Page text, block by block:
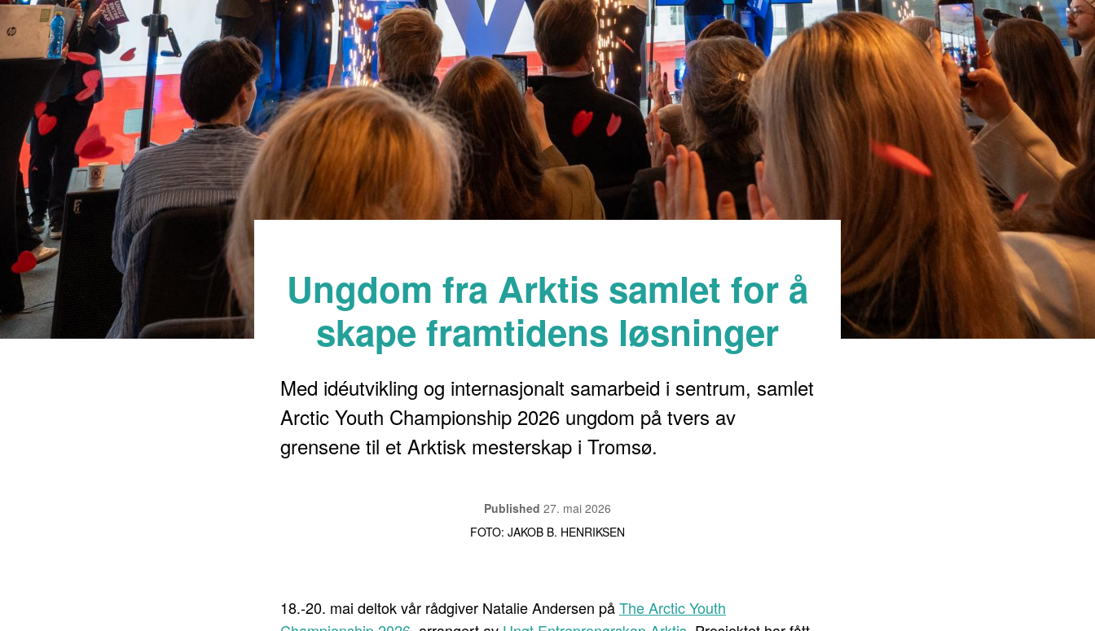
Ungdom fra Arktis samlet for å
skape framtidens løsninger
Med idéutvikling og internasjonalt samarbeid i sentrum, samlet
Arctic Youth Championship 2026 ungdom på tvers av
grensene til et Arktisk mesterskap i Tromsø.
Published 27. mai 2026
FOTO: JAKOB B. HENRIKSEN
18.-20. mai deltok vår rådgiver Natalie Andersen påThe Arctic Youth